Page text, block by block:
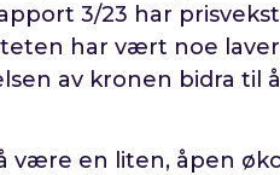
3/23 har
har vært noe
av kronen bidra til
være en liten, åpen